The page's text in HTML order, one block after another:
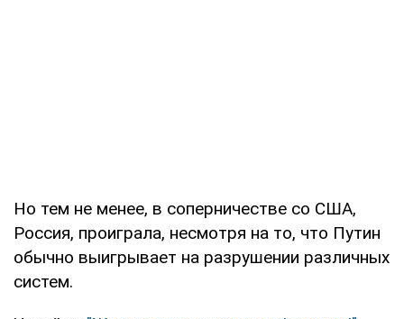
Но тем не менее, в соперничестве со США,
Россия, проиграла, несмотря на то, что Путин
обычно выигрывает на разрушении различных
систем.